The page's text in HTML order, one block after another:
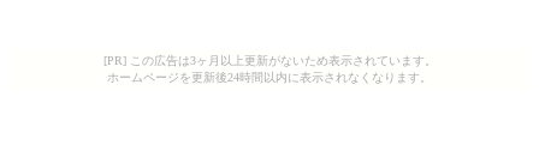
[PR] この広告は3ヶ月以上更新がないため表示されています。
ホームページを更新後24時間以内に表示されなくなります。